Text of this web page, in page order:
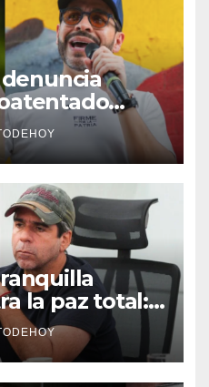
decisión de
la paz total:
bandidos»